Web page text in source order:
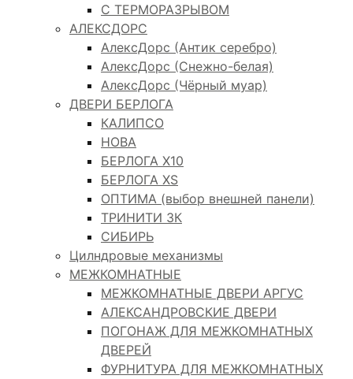
С ТЕРМОРАЗРЫВОМ
АЛЕКСДОРС
АлексДорс (Антик серебро)
АлексДорс (Снежно-белая)
АлексДорс (Чёрный муар)
ДВЕРИ БЕРЛОГА
КАЛИПСО
НОВА
БЕРЛОГА Х10
БЕРЛОГА XS
ОПТИМА (выбор внешней панели)
ТРИНИТИ 3К
СИБИРЬ
Цилндровые механизмы
МЕЖКОМНАТНЫЕ
МЕЖКОМНАТНЫЕ ДВЕРИ АРГУС
АЛЕКСАНДРОВСКИЕ ДВЕРИ
ПОГОНАЖ ДЛЯ МЕЖКОМНАТНЫХ
ДВЕРЕЙ
ФУРНИТУРА ДЛЯ МЕЖКОМНАТНЫХ